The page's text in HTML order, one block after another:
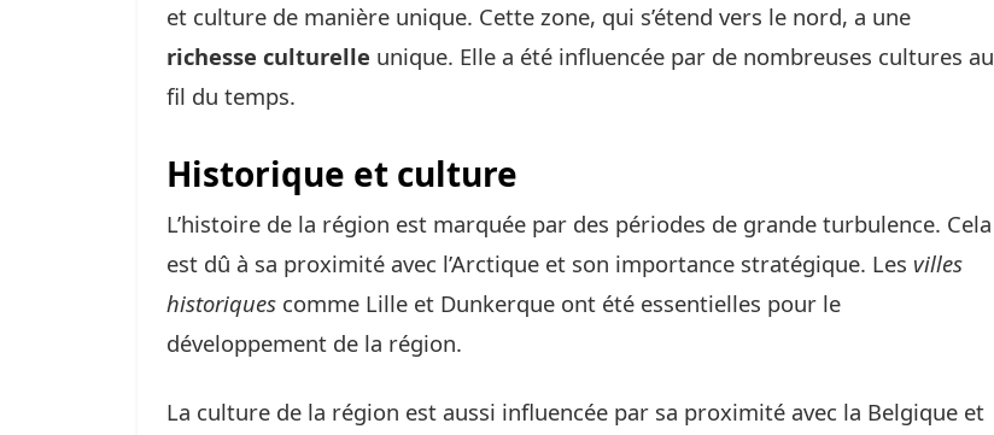
et culture de manière unique. Cette zone, qui s’étend vers le nord, a une
richesse culturelle unique. Elle a été influencée par de nombreuses cultures au
fil du temps.
Historique et culture
L’histoire de la région est marquée par des périodes de grande turbulence. Cela
est dû à sa proximité avec l’Arctique et son importance stratégique. Les villes
historiques comme Lille et Dunkerque ont été essentielles pour le
développement de la région.
La culture de la région est aussi influencée par sa proximité avec la Belgique et